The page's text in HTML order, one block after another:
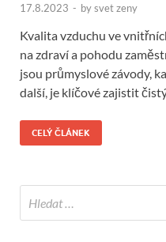
17.8.2023 - bysvet zeny
Kvalita vzduchu ve
na zdraví a pohodu
jsou průmyslové závody,
další, je klíčové zajistit
CELÝ ČLÁNEK